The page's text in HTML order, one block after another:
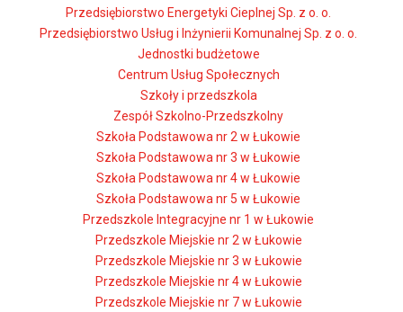
Przedsiębiorstwo Energetyki Cieplnej Sp. z o. o.
Przedsiębiorstwo Usług i Inżynierii Komunalnej Sp. z o. o.
Jednostki budżetowe
Centrum Usług Społecznych
Szkoły i przedszkola
Zespół Szkolno-Przedszkolny
Szkoła Podstawowa nr 2 w Łukowie
Szkoła Podstawowa nr 3 w Łukowie
Szkoła Podstawowa nr 4 w Łukowie
Szkoła Podstawowa nr 5 w Łukowie
Przedszkole Integracyjne nr 1 w Łukowie
Przedszkole Miejskie nr 2 w Łukowie
Przedszkole Miejskie nr 3 w Łukowie
Przedszkole Miejskie nr 4 w Łukowie
Przedszkole Miejskie nr 7 w Łukowie